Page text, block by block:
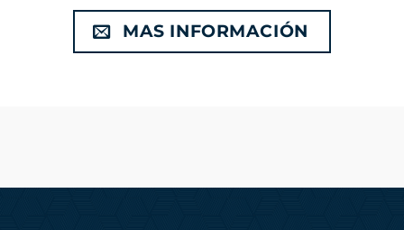
MAS INFORMACIÓN